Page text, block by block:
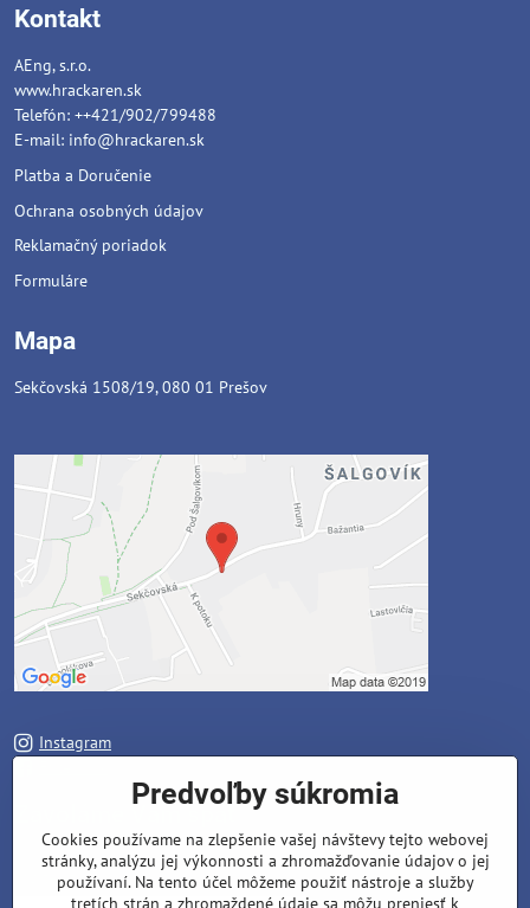
Kontakt
AEng, s.r.o.
www.hrackaren.sk
Telefón: ++421/902/799488
E-mail: info@hrackaren.sk
Platba a Doručenie
Ochrana osobných údajov
Reklamačný poriadok
Formuláre
Mapa
Sekčovská 1508/19, 080 01 Prešov
Instagram
Váš telefón*
Predvoľby súkromia
Cookies používame na zlepšenie vašej návštevy tejto webovej
stránky, analýzu jej výkonnosti a zhromažďovanie údajov o jej
používaní. Na tento účel môžeme použiť nástroje a služby
tretích strán a zhromaždené údaje sa môžu preniesť k